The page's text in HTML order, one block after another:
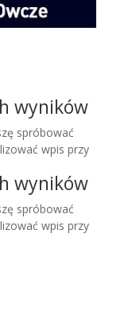
wyników
spróbować
wpis przy
wyników
spróbować
wpis przy